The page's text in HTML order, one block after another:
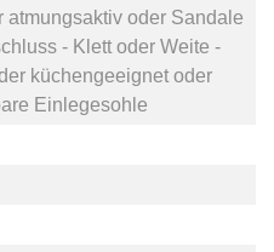
atmungsaktivoder Sandale
- Klettoder Weite -
küchengeeignetoder
Einlegesohle